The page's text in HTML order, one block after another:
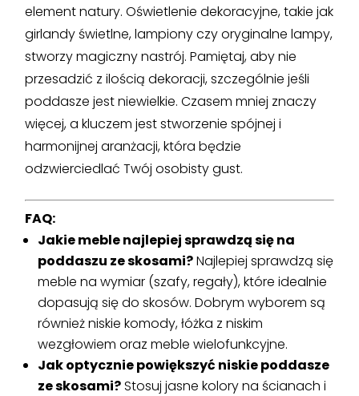
element natury. Oświetlenie dekoracyjne, takie jak
girlandy świetlne, lampiony czy oryginalne lampy,
stworzy magiczny nastrój. Pamiętaj, aby nie
przesadzić z ilością dekoracji, szczególnie jeśli
poddasze jest niewielkie. Czasem mniej znaczy
więcej, a kluczem jest stworzenie spójnej i
harmonijnej aranżacji, która będzie
odzwierciedlać Twój osobisty gust.
FAQ:
Jakie meble najlepiej sprawdzą się na
poddaszu ze skosami?Najlepiej sprawdzą się
meble na wymiar (szafy, regały), które idealnie
dopasują się do skosów. Dobrym wyborem są
również niskie komody, łóżka z niskim
wezgłowiem oraz meble wielofunkcyjne.
Jak optycznie powiększyć niskie poddasze
ze skosami?Stosuj jasne kolory na ścianach i